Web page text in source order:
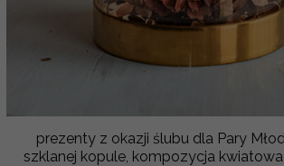
prezenty z okazji ślubu dla Pary
szklanej kopule, kompozycja